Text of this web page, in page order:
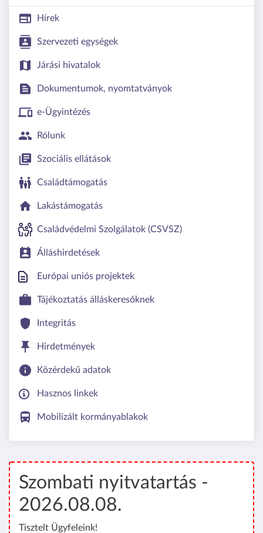
Hírek
Szervezeti egységek
Járási hivatalok
Dokumentumok, nyomtatványok
e-Ügyintézés
Rólunk
Szociális ellátások
Családtámogatás
Lakástámogatás
Családvédelmi Szolgálatok (CSVSZ)
Álláshirdetések
Európai uniós projektek
Tájékoztatás álláskeresőknek
Integritás
Hirdetmények
Közérdekű adatok
Hasznos linkek
Mobilizált kormányablakok
Szombati nyitvatartás -
2026.08.08.
Tisztelt Ügyfeleink!